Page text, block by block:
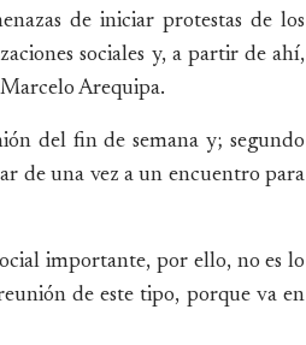
de iniciar protestas de los
sociales y, a partir de ahí,
Arequipa.
del fin de semana y; segundo
de una vez a un encuentro para
importante, por ello, no es lo
de este tipo, porque va en